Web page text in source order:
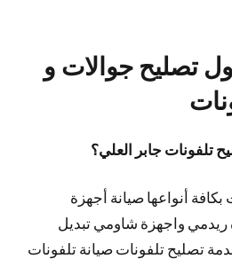
تصليح جوالات و
تلفونات جابر العلي؟
أنواعها صيانة أجهزة
ريدمي واجهزة شاومي تبديل
تصليح تلفونات صيانة تلفونات